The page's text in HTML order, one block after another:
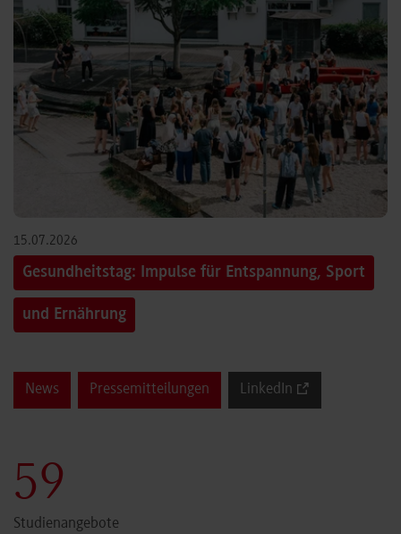
15.07.2026
Gesundheitstag: Impulse für Entspannung, Sport
und Ernährung
News Pressemitteilungen LinkedIn
60
Studienangebote